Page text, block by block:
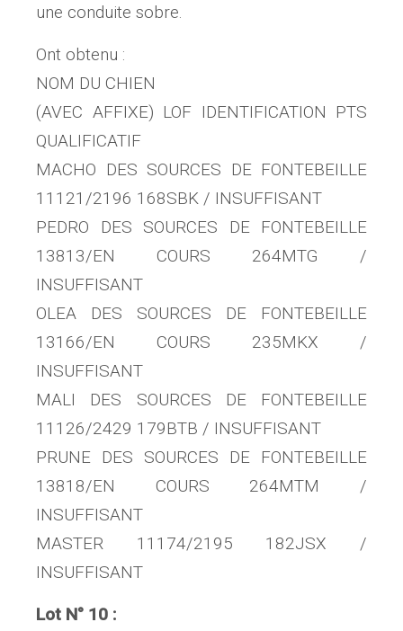
une conduite sobre.
Ont obtenu :
NOM DU CHIEN
(AVEC AFFIXE) LOF IDENTIFICATION PTS
QUALIFICATIF
MACHO DES SOURCES DE FONTEBEILLE
11121/2196 168SBK / INSUFFISANT
PEDRO DES SOURCES DE FONTEBEILLE
13813/EN COURS 264MTG /
INSUFFISANT
OLEA DES SOURCES DE FONTEBEILLE
13166/EN COURS 235MKX /
INSUFFISANT
MALI DES SOURCES DE FONTEBEILLE
11126/2429 179BTB / INSUFFISANT
PRUNE DES SOURCES DE FONTEBEILLE
13818/EN COURS 264MTM /
INSUFFISANT
MASTER 11174/2195 182JSX /
INSUFFISANT
Lot N° 10 :